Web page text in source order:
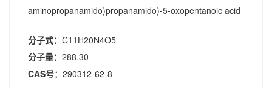
aminopropanamido)propanamido)-5-oxopentanoic acid
分子式： C11H20N4O5
分子量： 288.30
CAS号： 290312-62-8